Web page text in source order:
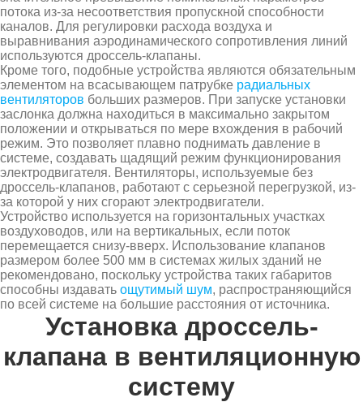
потока из-за несоответствия пропускной способности
каналов. Для регулировки расхода воздуха и
выравнивания аэродинамического сопротивления линий
используются дроссель-клапаны.
Кроме того, подобные устройства являются обязательным
элементом на всасывающем патрубке радиальных
вентиляторов больших размеров. При запуске установки
заслонка должна находиться в максимально закрытом
положении и открываться по мере вхождения в рабочий
режим. Это позволяет плавно поднимать давление в
системе, создавать щадящий режим функционирования
электродвигателя. Вентиляторы, используемые без
дроссель-клапанов, работают с серьезной перегрузкой, из-
за которой у них сгорают электродвигатели.
Устройство используется на горизонтальных участках
воздуховодов, или на вертикальных, если поток
перемещается снизу-вверх. Использование клапанов
размером более 500 мм в системах жилых зданий не
рекомендовано, поскольку устройства таких габаритов
способны издавать ощутимый шум, распространяющийся
по всей системе на большие расстояния от источника.
Установка дроссель-
клапана в вентиляционную
систему